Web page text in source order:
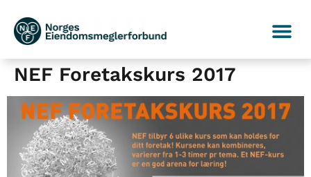
NEF Foretakskurs 2017